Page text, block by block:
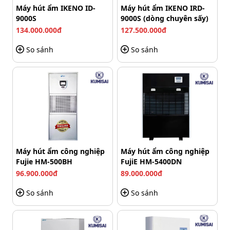
Vận hành bền bỉ, phù hợp sử dụng liên tục
nhiều giờ
Kosmen KM-60S được thiết kế theo hướng đáp ứng nhu
cầu sử dụng cường độ cao nên có khả năng vận hành
ổn định trong thời gian dài.
Thiết bị sử dụng máy nén hiệu suất cao, kết hợp quạt
gió mạnh 3 chế độ, giúp duy trì hiệu quả hút ẩm liên tục
mà không bị giảm hiệu suất nhanh.
Máy hút ẩm IKENO ID-
9000S
134.000.000đ
So sánh
Máy hút ẩm IKENO IRD-
9000S (dòng chuyên sấy)
127.500.000đ
So sánh
Máy hút ẩm công nghiệp
Fujie HM-500BH
96.900.000đ
So sánh
Máy hút ẩm công nghiệp
FujiE HM-5400DN
89.000.000đ
So sánh